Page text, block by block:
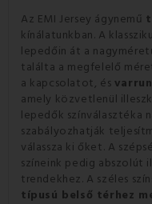
Az EMI Jersey ágynemű
kínálatunkban. A
lepedőin át a
találta a megfelelő
a kapcsolatot, és
amely közvetlenül
lepedők színválasztéka
szabályozhatják
válassza ki őket. A
színeink pedig abszolút
trendekhez. A széles
típusú belső térhez